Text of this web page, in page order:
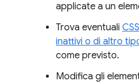
applicate a un
Trova eventuali
inattivi o di altro
come previsto.
Modifica gli